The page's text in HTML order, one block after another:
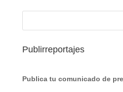
Publirreportajes
Publica tu comunicado de